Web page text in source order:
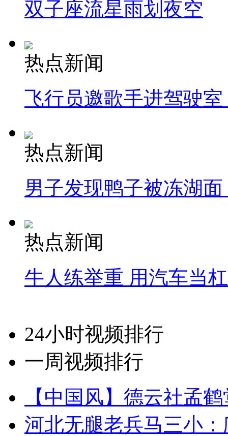
双子座流星雨划夜空
热点新闻
飞行员邀歌手进驾驶
热点新闻
男子发现鸭子被冻湖
热点新闻
牛人练举重 用汽车当
24小时视频排行
一周视频排行
【中国风】德云社孟
河北无腿老兵马三小